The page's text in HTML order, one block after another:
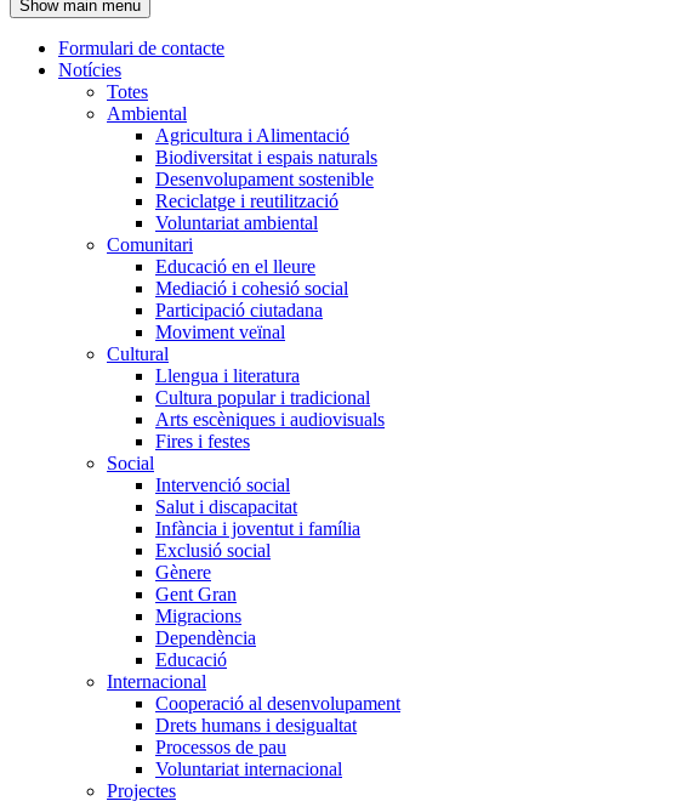
l'encapçalament
Show main menu
Navegació
principal
Formulari de contacte
Notícies
Totes
Ambiental
Agricultura i Alimentació
Biodiversitat i espais naturals
Desenvolupament sostenible
Reciclatge i reutilització
Voluntariat ambiental
Comunitari
Educació en el lleure
Mediació i cohesió social
Participació ciutadana
Moviment veïnal
Cultural
Llengua i literatura
Cultura popular i tradicional
Arts escèniques i audiovisuals
Fires i festes
Social
Intervenció social
Salut i discapacitat
Infància i joventut i família
Exclusió social
Gènere
Gent Gran
Migracions
Dependència
Educació
Internacional
Cooperació al desenvolupament
Drets humans i desigualtat
Processos de pau
Voluntariat internacional
Projectes